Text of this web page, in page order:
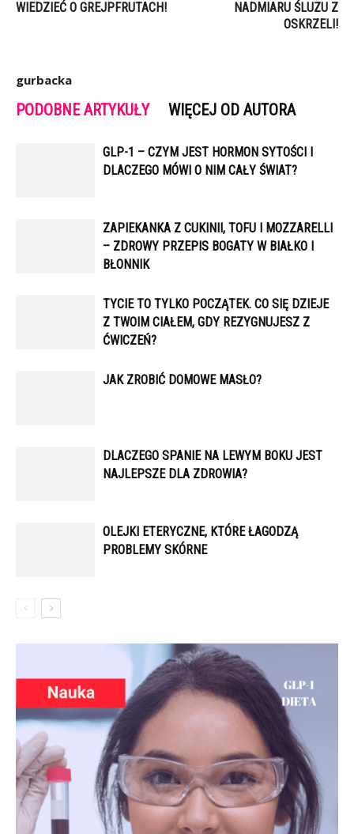
WIEDZIEĆ O GREJPFRUTACH!
NADMIARU ŚLUZU Z
OSKRZELI!
gurbacka
PODOBNE ARTYKUŁY WIĘCEJ OD AUTORA
GLP-1 – CZYM JEST HORMON SYTOŚCI I
DLACZEGO MÓWI O NIM CAŁY ŚWIAT?
ZAPIEKANKA Z CUKINII, TOFU I MOZZARELLI
– ZDROWY PRZEPIS BOGATY W BIAŁKO I
BŁONNIK
TYCIE TO TYLKO POCZĄTEK. CO SIĘ DZIEJE
Z TWOIM CIAŁEM, GDY REZYGNUJESZ Z
ĆWICZEŃ?
JAK ZROBIĆ DOMOWE MASŁO?
DLACZEGO SPANIE NA LEWYM BOKU JEST
NAJLEPSZE DLA ZDROWIA?
OLEJKI ETERYCZNE, KTÓRE ŁAGODZĄ
PROBLEMY SKÓRNE